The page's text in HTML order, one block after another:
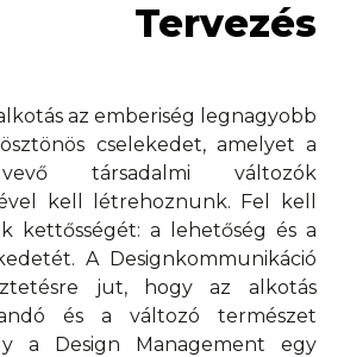
Tervezés
az emberiség legnagyobb
cselekedet, amelyet a
társadalmi változók
kell létrehoznunk. Fel kell
kettősségét: a lehetőség és a
A Designkommunikáció
jut, hogy az alkotás
és a változó természet
a Design Management egy